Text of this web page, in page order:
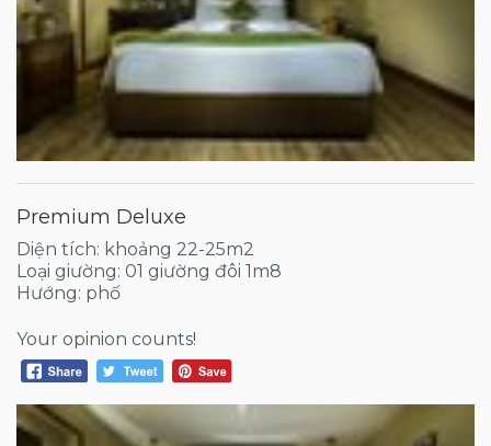
Premium Deluxe
Diện tích: khoảng 22-25m2
Loại giường: 01 giường đôi 1m8
Hướng: phố
Your opinion counts!